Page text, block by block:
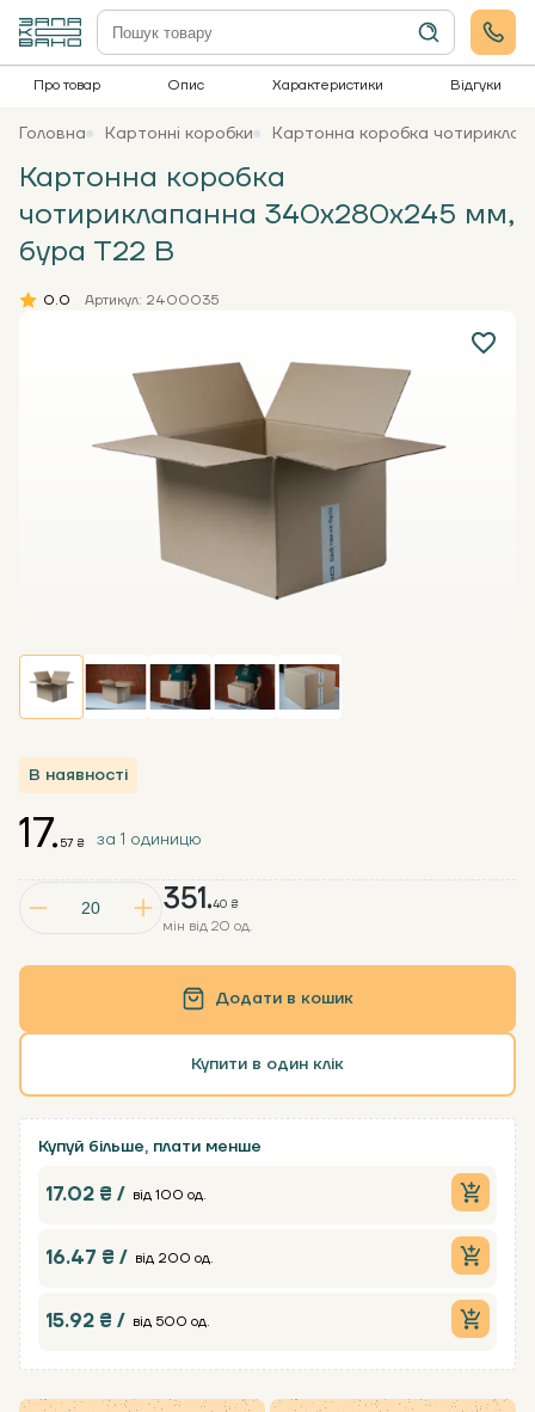
Про товар Опис Характеристики Відгуки
Головна Картонні коробки Картонна коробка
Картонна коробка
чотириклапанна 340х280х245 мм,
бура Т22 В
0.0 Артикул: 2400035
В наявності
351.40 ₴
мін від 20 од.
17. 57 ₴ за 1 одиницю
Додати в кошик
Купити в один клік
Купуй більше, плати менше
17.02 ₴ / від 100 од.
16.47 ₴ / від 200 од.
15.92 ₴ / від 500 од.